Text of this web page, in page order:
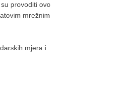
provoditi ovo
mrežnim
mjera i